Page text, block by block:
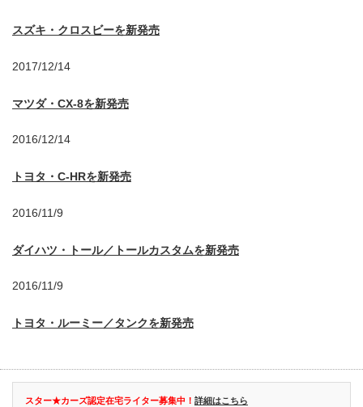
スズキ・クロスビーを新発売
2017/12/14
マツダ・CX-8を新発売
2016/12/14
トヨタ・C-HRを新発売
2016/11/9
ダイハツ・トール／トールカスタムを新発売
2016/11/9
トヨタ・ルーミー／タンクを新発売
スター★カーズ認定在宅ライター募集中！ 詳細はこちら